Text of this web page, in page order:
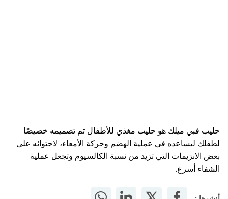
حليب فبي ميلك هو حليب مغذي للأطفال تم تصميمه خصيصًا
لطفلك ليساعده في عملية الهضم وحركة الأمعاء، لاحتوائه على
بعض الانزيمات التي تزيد من نسبة الكالسيوم وتجعل عملية